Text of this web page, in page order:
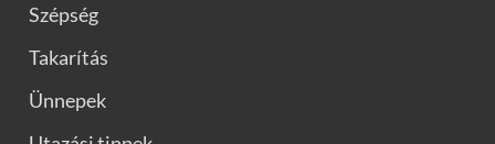
Szépség
Takarítás
Ünnepek